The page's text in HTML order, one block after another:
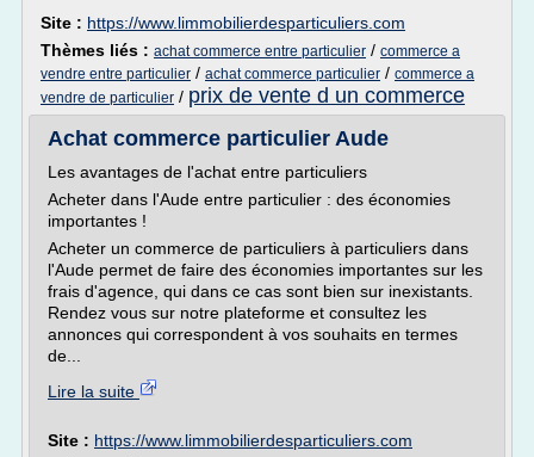
Site : https://www.limmobilierdesparticuliers.com
Thèmes liés : achat commerce entre particulier / commerce a
vendre entre particulier / achat commerce particulier / commerce a
vendre de particulier / prix de vente d un commerce
Achat commerce particulier Aude
Les avantages de l'achat entre particuliers
Acheter dans l'Aude entre particulier : des économies
importantes !
Acheter un commerce de particuliers à particuliers dans
l'Aude permet de faire des économies importantes sur les
frais d'agence, qui dans ce cas sont bien sur inexistants.
Rendez vous sur notre plateforme et consultez les
annonces qui correspondent à vos souhaits en termes
de...
Lire la suite
Site : https://www.limmobilierdesparticuliers.com